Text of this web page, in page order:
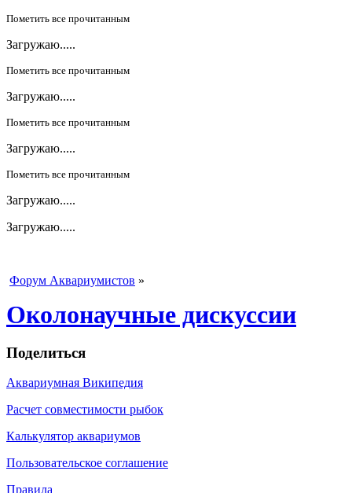
Пометить все прочитанным
Загружаю.....
Пометить все прочитанным
Загружаю.....
Пометить все прочитанным
Загружаю.....
Пометить все прочитанным
Загружаю.....
Загружаю.....
Форум Аквариумистов »
Околонаучные дискуссии
Поделиться
Аквариумная Википедия
Расчет совместимости рыбок
Калькулятор аквариумов
Пользовательское соглашение
Правила